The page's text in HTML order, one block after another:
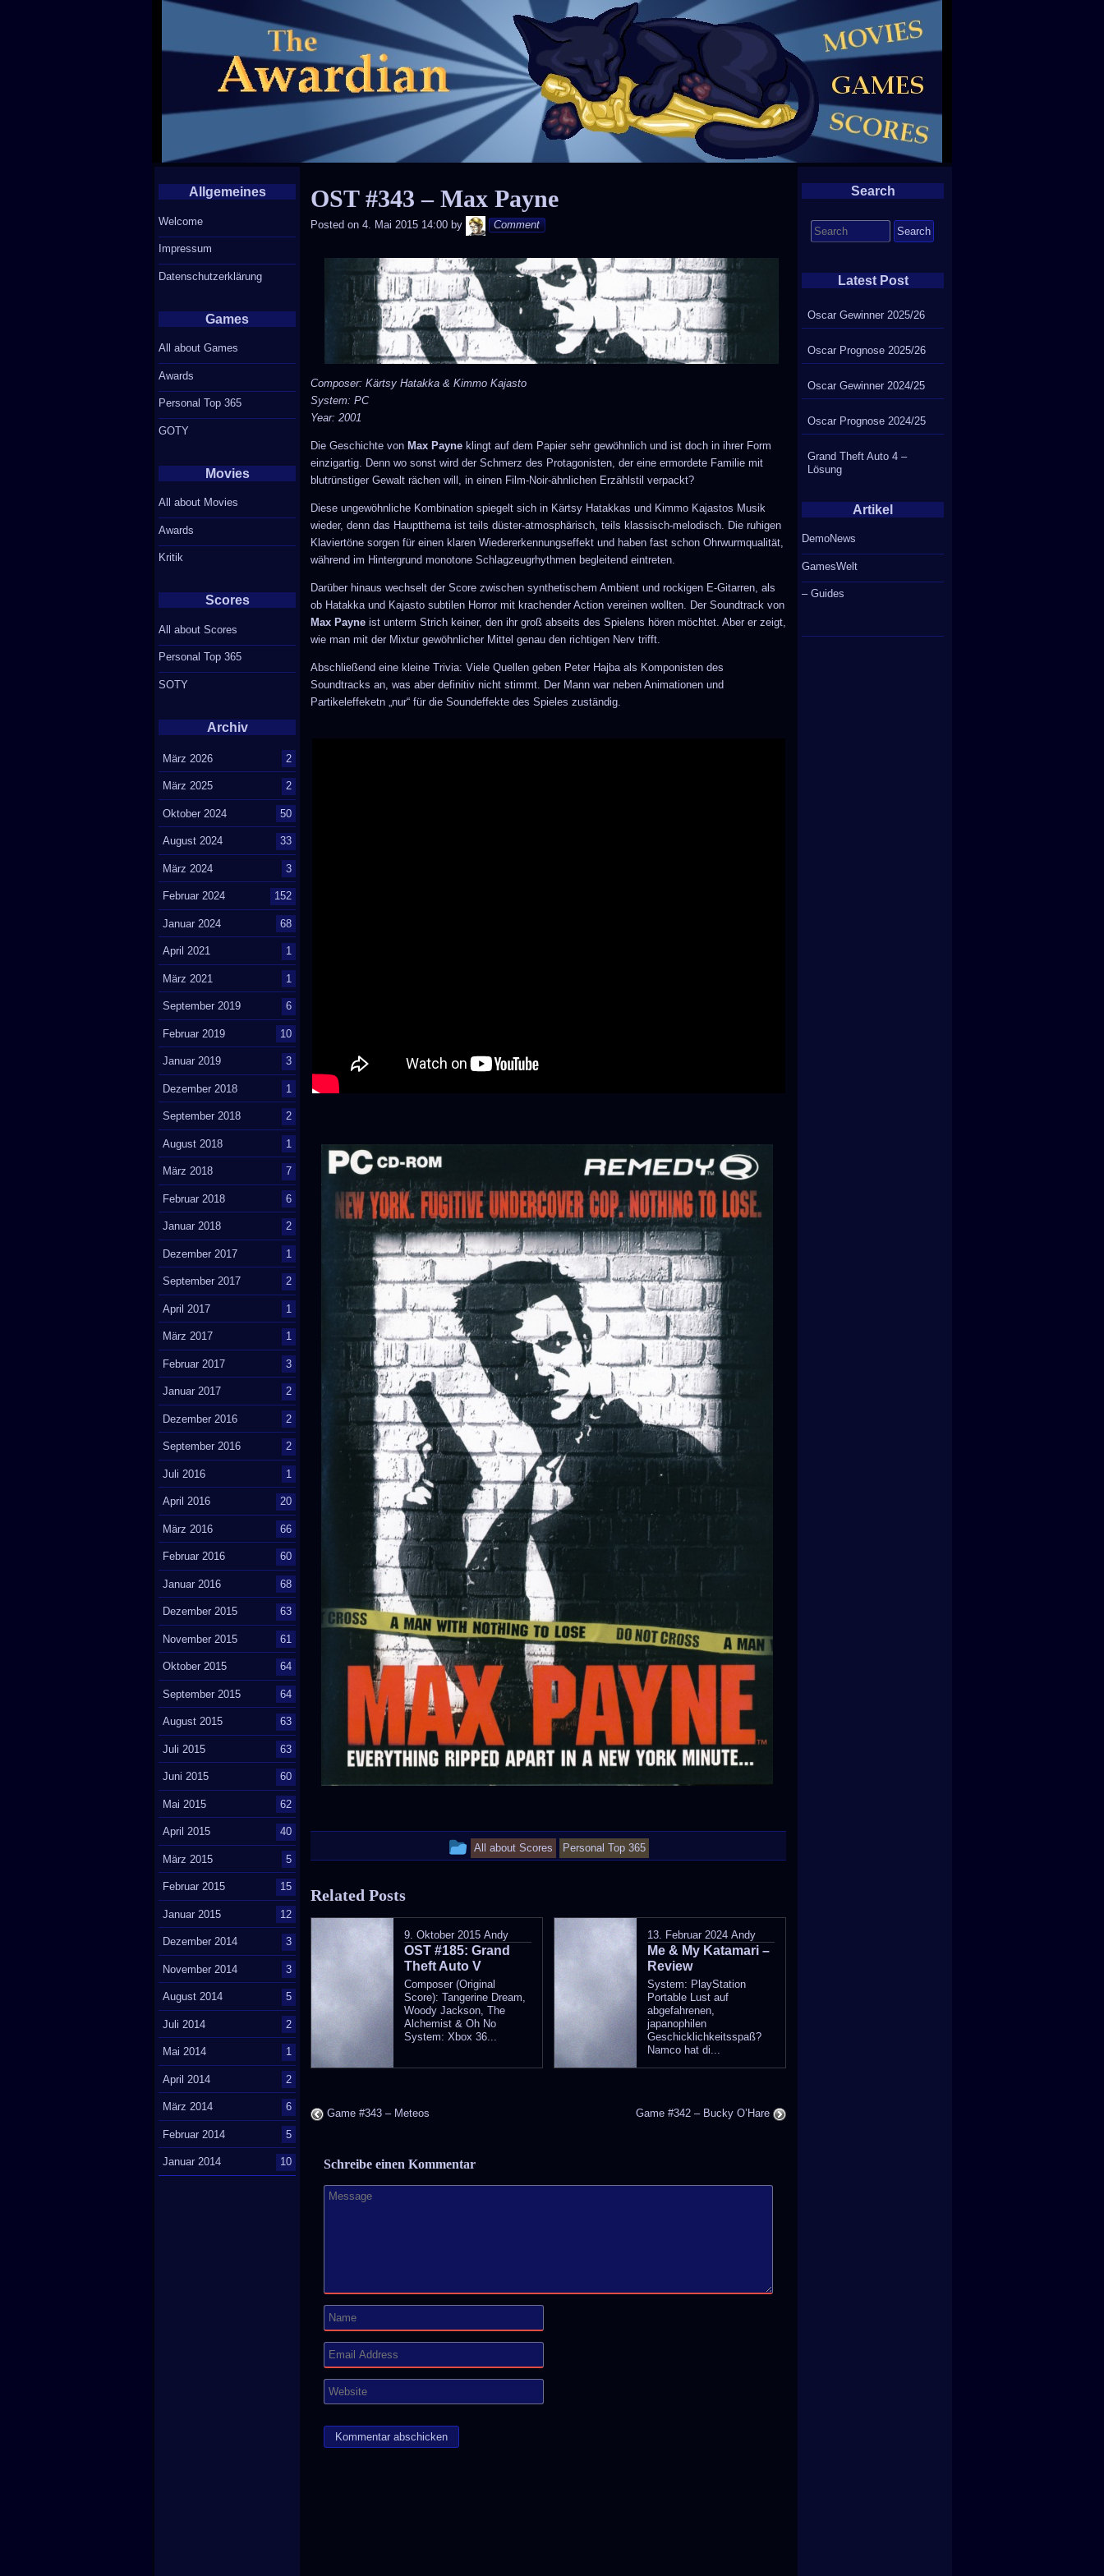
Skip
to
content
OST #343 – Max Payne
Posted on 4. Mai 2015 14:00 by Andy
Comment
Composer: Kärtsy Hatakka & Kimmo Kajasto
System: PC
Year: 2001
Die Geschichte vonMax Payne klingt auf dem Papier sehr gewöhnlich und ist doch in ihrer Form
einzigartig. Denn wo sonst wird der Schmerz des Protagonisten, der eine ermordete Familie mit
blutrünstiger Gewalt rächen will, in einen Film-Noir-ähnlichen Erzählstil verpackt?
Diese ungewöhnliche Kombination spiegelt sich in Kärtsy Hatakkas und Kimmo Kajastos Musik
wieder, denn das Hauptthema ist teils düster-atmosphärisch, teils klassisch-melodisch. Die ruhigen
Klaviertöne sorgen für einen klaren Wiedererkennungseffekt und haben fast schon Ohrwurmqualität,
während im Hintergrund monotone Schlagzeugrhythmen begleitend eintreten.
Darüber hinaus wechselt der Score zwischen synthetischem Ambient und rockigen E-Gitarren, als
ob Hatakka und Kajasto subtilen Horror mit krachender Action vereinen wollten. Der Soundtrack von
Max Payne ist unterm Strich keiner, den ihr groß abseits des Spielens hören möchtet. Aber er zeigt,
wie man mit der Mixtur gewöhnlicher Mittel genau den richtigen Nerv trifft.
Abschließend eine kleine Trivia: Viele Quellen geben Peter Hajba als Komponisten des
Soundtracks an, was aber definitiv nicht stimmt. Der Mann war neben Animationen und
Partikeleffeketn „nur“ für die Soundeffekte des Spieles zuständig.
This
posted
in
All about Scores Personal Top 365
Related Posts
9. Oktober 2015 Andy
OST #185: Grand
Theft Auto V
Composer (Original
Score): Tangerine Dream,
Woody Jackson, The
Alchemist & Oh No
System: Xbox 36...
13. Februar 2024 Andy
Me & My Katamari –
Review
System: PlayStation
Portable Lust auf
abgefahrenen,
japanophilen
Geschicklichkeitsspaß?
Namco hat di...
Game #343 – Meteos Game #342 – Bucky O’Hare
Schreibe einen Kommentar
Search
for:
Latest Post
Oscar Gewinner 2025/26
Oscar Prognose 2025/26
Oscar Gewinner 2024/25
Oscar Prognose 2024/25
Grand Theft Auto 4 –
Lösung
Artikel
DemoNews
GamesWelt
– Guides
Allgemeines
Welcome
Impressum
Datenschutzerklärung
Games
All about Games
Awards
Personal Top 365
GOTY
Movies
All about Movies
Awards
Kritik
Scores
All about Scores
Personal Top 365
SOTY
Archiv
März 2026 2
März 2025 2
Oktober 2024 50
August 2024 33
März 2024 3
Februar 2024 152
Januar 2024 68
April 2021 1
März 2021 1
September 2019 6
Februar 2019 10
Januar 2019 3
Dezember 2018 1
September 2018 2
August 2018 1
März 2018 7
Februar 2018 6
Januar 2018 2
Dezember 2017 1
September 2017 2
April 2017 1
März 2017 1
Februar 2017 3
Januar 2017 2
Dezember 2016 2
September 2016 2
Juli 2016 1
April 2016 20
März 2016 66
Februar 2016 60
Januar 2016 68
Dezember 2015 63
November 2015 61
Oktober 2015 64
September 2015 64
August 2015 63
Juli 2015 63
Juni 2015 60
Mai 2015 62
April 2015 40
März 2015 5
Februar 2015 15
Januar 2015 12
Dezember 2014 3
November 2014 3
August 2014 5
Juli 2014 2
Mai 2014 1
April 2014 2
März 2014 6
Februar 2014 5
Januar 2014 10